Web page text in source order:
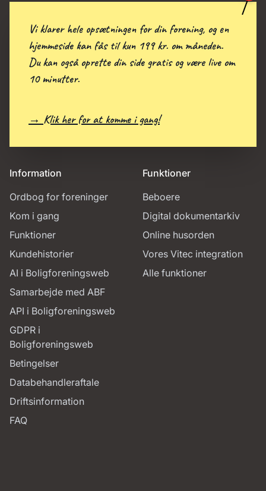
Information
Ordbog for foreninger
Kom i gang
Funktioner
Kundehistorier
AI i Boligforeningsweb
Samarbejde med ABF
API i Boligforeningsweb
GDPR i
Boligforeningsweb
Betingelser
Databehandleraftale
Driftsinformation
FAQ
Funktioner
Beboere
Digital dokumentarkiv
Online husorden
Vores Vitec integration
Alle funktioner
Vi klarer hele opsætningen for din forening, og en
hjemmeside kan fås til kun 199 kr. om måneden.
Du kan også oprette din side gratis og være live om
10 minutter.
→ Klik her for at komme i gang!